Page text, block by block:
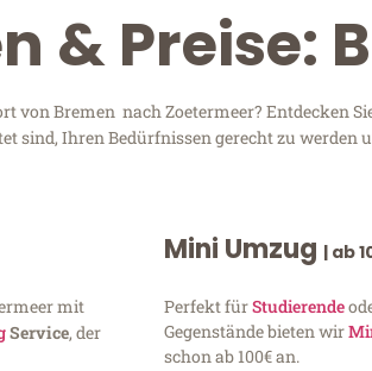
& Preise:
von Bremen nach Zoetermeer? Entdecken
sind, Ihren Bedürfnissen gerecht zu werden
mit
Service, der
Mini Umzug | ab
Perfekt fürStudierende
Gegenstände bieten wir
schon ab 100€ an.